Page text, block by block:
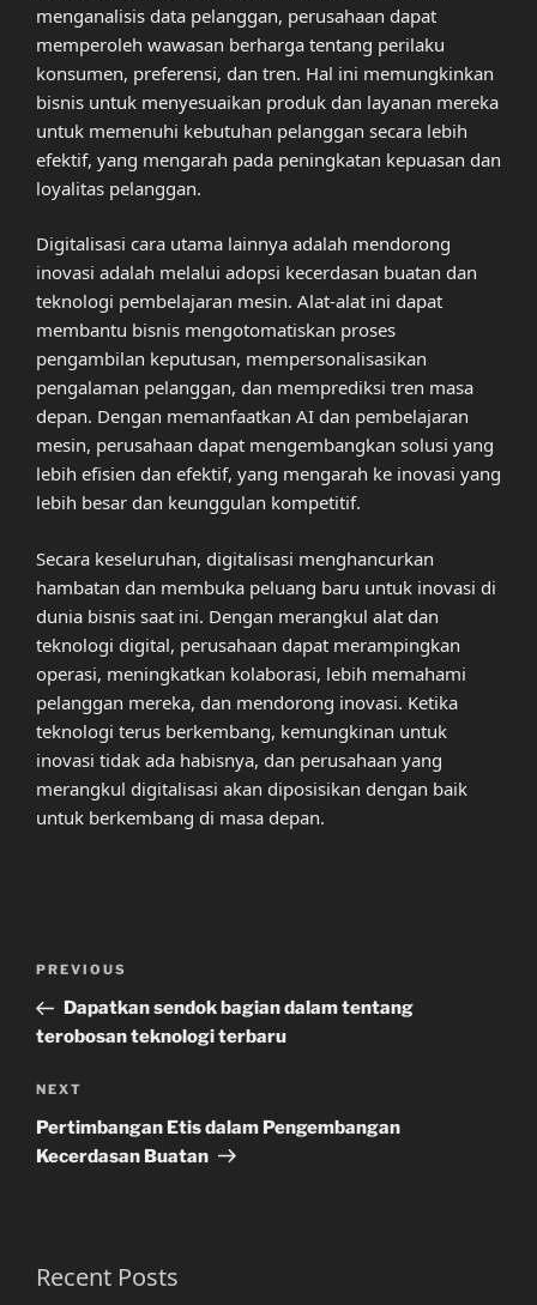
menganalisis data pelanggan, perusahaan dapat
memperoleh wawasan berharga tentang perilaku
konsumen, preferensi, dan tren. Hal ini memungkinkan
bisnis untuk menyesuaikan produk dan layanan mereka
untuk memenuhi kebutuhan pelanggan secara lebih
efektif, yang mengarah pada peningkatan kepuasan dan
loyalitas pelanggan.
Digitalisasi cara utama lainnya adalah mendorong
inovasi adalah melalui adopsi kecerdasan buatan dan
teknologi pembelajaran mesin. Alat-alat ini dapat
membantu bisnis mengotomatiskan proses
pengambilan keputusan, mempersonalisasikan
pengalaman pelanggan, dan memprediksi tren masa
depan. Dengan memanfaatkan AI dan pembelajaran
mesin, perusahaan dapat mengembangkan solusi yang
lebih efisien dan efektif, yang mengarah ke inovasi yang
lebih besar dan keunggulan kompetitif.
Secara keseluruhan, digitalisasi menghancurkan
hambatan dan membuka peluang baru untuk inovasi di
dunia bisnis saat ini. Dengan merangkul alat dan
teknologi digital, perusahaan dapat merampingkan
operasi, meningkatkan kolaborasi, lebih memahami
pelanggan mereka, dan mendorong inovasi. Ketika
teknologi terus berkembang, kemungkinan untuk
inovasi tidak ada habisnya, dan perusahaan yang
merangkul digitalisasi akan diposisikan dengan baik
untuk berkembang di masa depan.
Previous
Post
PREVIOUS
Dapatkan sendok bagian dalam tentang
terobosan teknologi terbaru
Next
Post
NEXT
Pertimbangan Etis dalam Pengembangan
Kecerdasan Buatan
Recent Posts